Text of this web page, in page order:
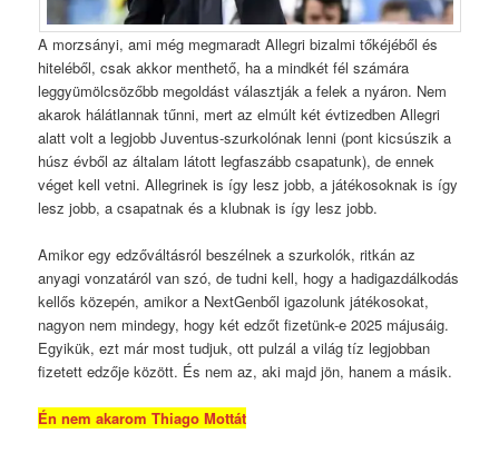
A morzsányi, ami még megmaradt Allegri bizalmi tőkéjéből és
hiteléből, csak akkor menthető, ha a mindkét fél számára
leggyümölcsözőbb megoldást választják a felek a nyáron. Nem
akarok hálátlannak tűnni, mert az elmúlt két évtizedben Allegri
alatt volt a legjobb Juventus-szurkolónak lenni (pont kicsúszik a
húsz évből az általam látott legfaszább csapatunk), de ennek
véget kell vetni. Allegrinek is így lesz jobb, a játékosoknak is így
lesz jobb, a csapatnak és a klubnak is így lesz jobb.
Amikor egy edzőváltásról beszélnek a szurkolók, ritkán az
anyagi vonzatáról van szó, de tudni kell, hogy a hadigazdálkodás
kellős közepén, amikor a NextGenből igazolunk játékosokat,
nagyon nem mindegy, hogy két edzőt fizetünk-e 2025 májusáig.
Egyikük, ezt már most tudjuk, ott pulzál a világ tíz legjobban
fizetett edzője között. És nem az, aki majd jön, hanem a másik.
Én nem akarom Thiago Mottát